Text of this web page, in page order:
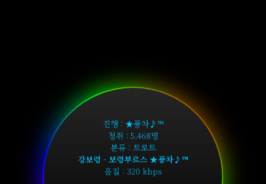
진행 : ★풍차♪™
청취 : 5,468명
분류 : 트로트
강보령 - 보령부르스 ★풍차♪™
음질 : 320 kbps